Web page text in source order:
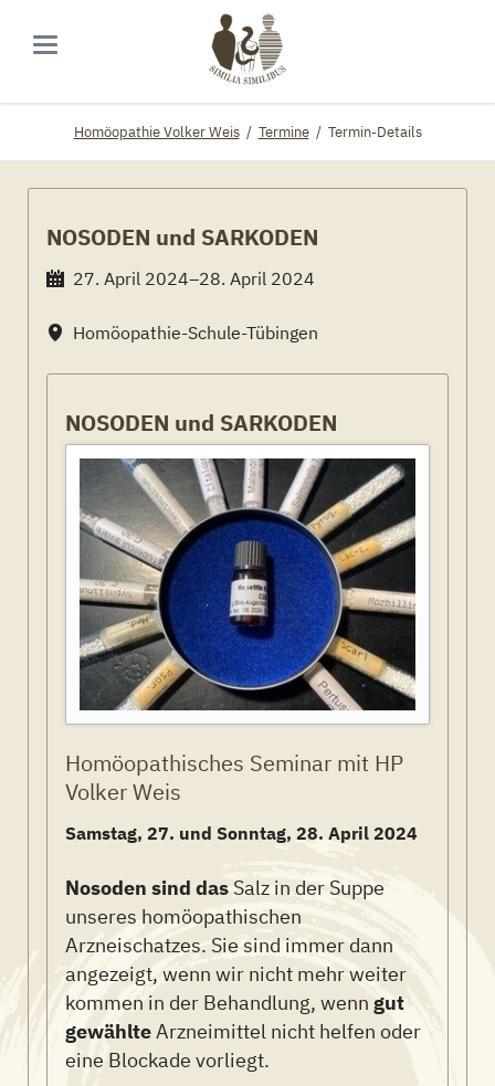
Homöopathie Volker Weis Termine Termin-Details
NOSODEN und SARKODEN
27. April 2024–28. April 2024
Homöopathie-Schule-Tübingen
NOSODEN und SARKODEN
Homöopathisches Seminar mit HP
Volker Weis
Samstag, 27. und Sonntag, 28. April 2024
Nosoden sind dasSalz in der Suppe
unseres homöopathischen
Arzneischatzes. Sie sind immer dann
angezeigt, wenn wir nicht mehr weiter
kommen in der Behandlung, wenn gut
gewählteArzneimittel nicht helfen oder
eine Blockade vorliegt.